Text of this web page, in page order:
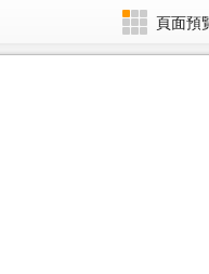
頁面預